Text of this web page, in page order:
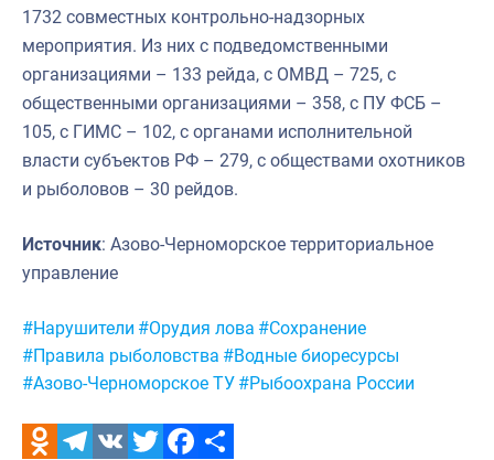
1732 совместных контрольно-надзорных
мероприятия. Из них с подведомственными
организациями – 133 рейда, с ОМВД – 725, с
общественными организациями – 358, с ПУ ФСБ –
105, с ГИМС – 102, с органами исполнительной
власти субъектов РФ – 279, с обществами охотников
и рыболовов – 30 рейдов.
Источник: Азово-Черноморское территориальное
управление
Метки:
#Нарушители #Орудия лова #Сохранение
#Правила рыболовства #Водные биоресурсы
#Азово-Черноморское ТУ #Рыбоохрана России